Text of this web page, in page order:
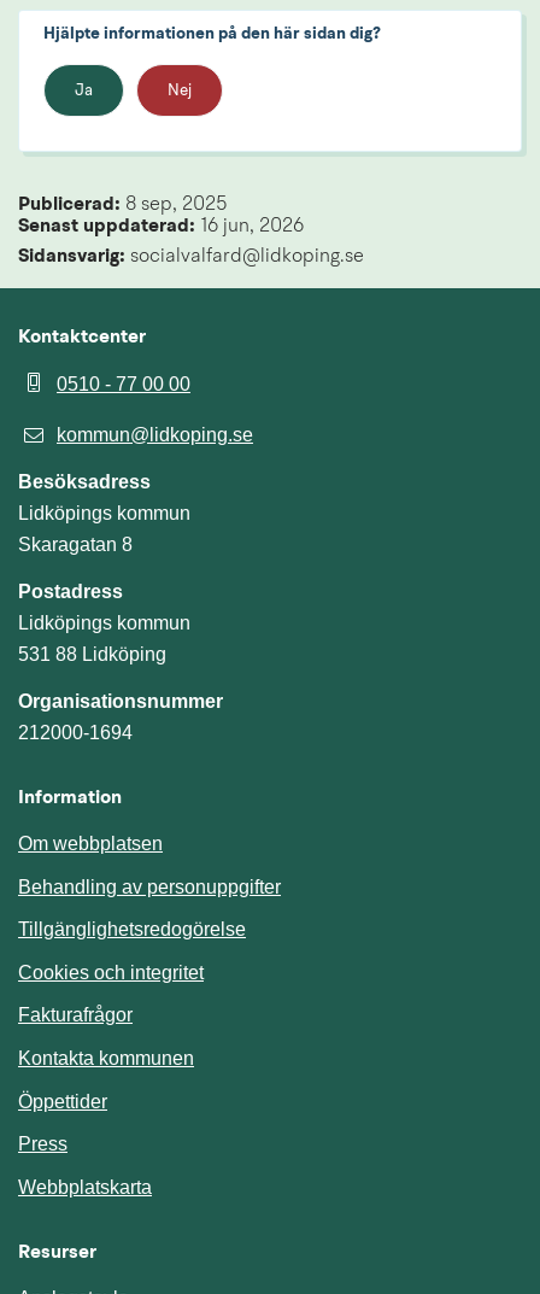
Hjälpte informationen på den här sidan dig?
Ja Nej
Publicerad: 8 sep, 2025
Senast uppdaterad:
16 jun, 2026
Sidansvarig: socialvalfard@lidkoping.se
Kontaktcenter
0510 - 77 00 00
kommun@lidkoping.se
Besöksadress
Lidköpings kommun
Skaragatan 8
Postadress
Lidköpings kommun
531 88 Lidköping
Organisationsnummer
212000-1694
Information
Om webbplatsen
Behandling av personuppgifter
Tillgänglighetsredogörelse
Cookies och integritet
Fakturafrågor
Kontakta kommunen
Öppettider
Press
Webbplatskarta
Resurser